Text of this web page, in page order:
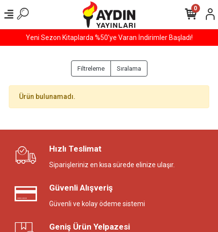
Yeni Sezon Kitaplarda %50'ye Varan İndirimler Başladı!
0
Filtreleme Sıralama
Ürün bulunamadı.
Hızlı Teslimat
Siparişleriniz en kısa sürede elinize ulaşır.
Güvenli Alışveriş
Güvenli ve kolay ödeme sistemi
Geniş Ürün Yelpazesi